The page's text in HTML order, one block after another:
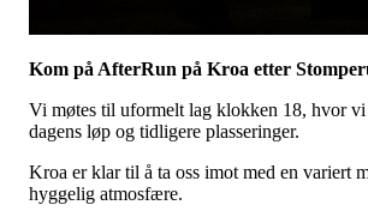
Kom på AfterRun på Kroa etter
Vi møtes til uformelt lag klokken 18, hvor
dagens løp og tidligere plasseringer.
Kroa er klar til å ta oss imot med en variert
hyggelig atmosfære.